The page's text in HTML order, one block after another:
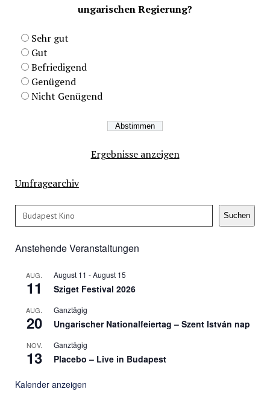
ungarischen Regierung?
Sehr gut
Gut
Befriedigend
Genügend
Nicht Genügend
Ergebnisse anzeigen
Umfragearchiv
Suchen Suchen
Anstehende Veranstaltungen
AUG.
11
August 11 -August 15
Sziget Festival 2026
AUG.
20
Ganztägig
Ungarischer Nationalfeiertag – Szent István nap
NOV.
13
Ganztägig
Placebo – Live in Budapest
Kalender anzeigen